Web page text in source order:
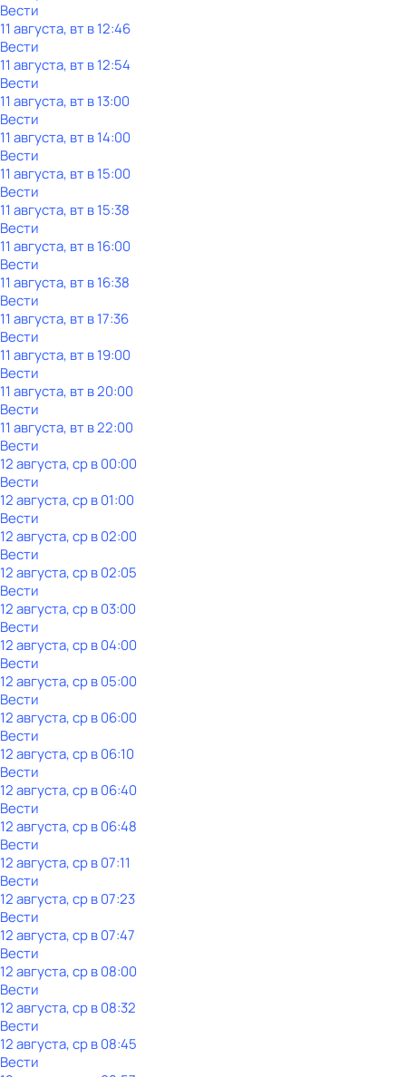
Вести
11 августа, вт в 12:46
Вести
11 августа, вт в 12:54
Вести
11 августа, вт в 13:00
Вести
11 августа, вт в 14:00
Вести
11 августа, вт в 15:00
Вести
11 августа, вт в 15:38
Вести
11 августа, вт в 16:00
Вести
11 августа, вт в 16:38
Вести
11 августа, вт в 17:36
Вести
11 августа, вт в 19:00
Вести
11 августа, вт в 20:00
Вести
11 августа, вт в 22:00
Вести
12 августа, ср в 00:00
Вести
12 августа, ср в 01:00
Вести
12 августа, ср в 02:00
Вести
12 августа, ср в 02:05
Вести
12 августа, ср в 03:00
Вести
12 августа, ср в 04:00
Вести
12 августа, ср в 05:00
Вести
12 августа, ср в 06:00
Вести
12 августа, ср в 06:10
Вести
12 августа, ср в 06:40
Вести
12 августа, ср в 06:48
Вести
12 августа, ср в 07:11
Вести
12 августа, ср в 07:23
Вести
12 августа, ср в 07:47
Вести
12 августа, ср в 08:00
Вести
12 августа, ср в 08:32
Вести
12 августа, ср в 08:45
Вести